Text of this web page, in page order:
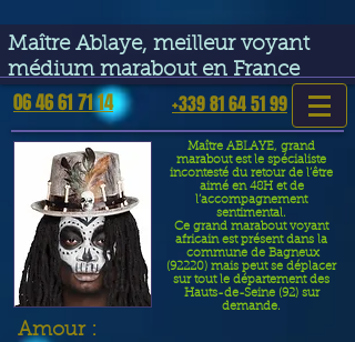
Maître Ablaye, meilleur voyant
médium marabout en France
06 46 61 71 14 +339 81 64 51 99
Maître ABLAYE, grand
marabout est le spécialiste
incontesté du retour de l’être
aimé en 48H et de
l’accompagnement
sentimental.
Ce grand marabout voyant
africain est présent dans la
commune de Bagneux
(92220) mais peut se déplacer
sur tout le département des
Hauts-de-Seine (92) sur
demande.
​Amour :